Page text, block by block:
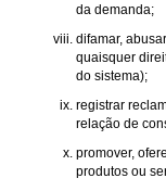
da demanda;
difamar,
quaisquer
do sistema);
registrar
relação de
promover,
produtos ou